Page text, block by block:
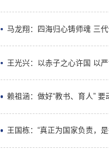
马龙翔：四海归心铸师魂 三
王光兴：以赤子之心许国 以
赖祖涵：做好“教书、育人” 要
王国栋：“真正为国家负责，